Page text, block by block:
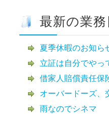
最新の業務
夏季休暇のお知ら
立証は自分でやっ
借家人賠償責任保
オーバードーズ、
雨なのでシネマ